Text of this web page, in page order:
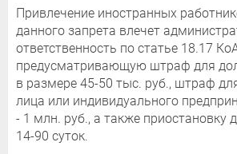
Привлечение иностранных
данного запрета влечет
ответственность по статье 18.17
предусматривающую штраф для
в размере 45-50 тыс. руб., штраф
лица или индивидуального
- 1 млн. руб., а также приостановку
14-90 суток.